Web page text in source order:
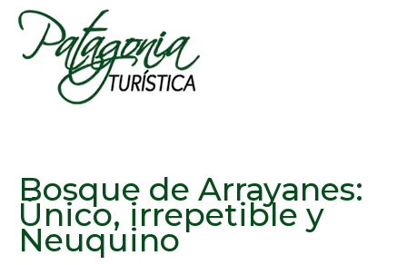
Bosque de Arrayanes:
Único, irrepetible y
Neuquino